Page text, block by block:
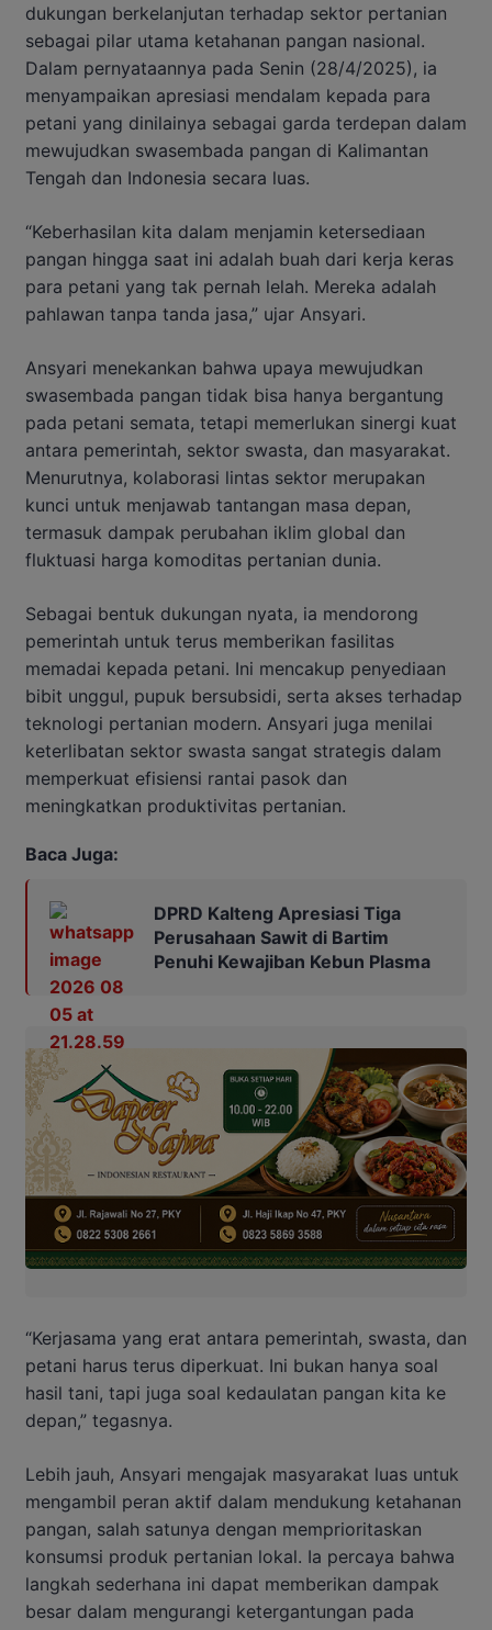
dukungan berkelanjutan terhadap sektor pertanian
sebagai pilar utama ketahanan pangan nasional.
Dalam pernyataannya pada Senin (28/4/2025), ia
menyampaikan apresiasi mendalam kepada para
petani yang dinilainya sebagai garda terdepan dalam
mewujudkan swasembada pangan di Kalimantan
Tengah dan Indonesia secara luas.
“Keberhasilan kita dalam menjamin ketersediaan
pangan hingga saat ini adalah buah dari kerja keras
para petani yang tak pernah lelah. Mereka adalah
pahlawan tanpa tanda jasa,” ujar Ansyari.
Ansyari menekankan bahwa upaya mewujudkan
swasembada pangan tidak bisa hanya bergantung
pada petani semata, tetapi memerlukan sinergi kuat
antara pemerintah, sektor swasta, dan masyarakat.
Menurutnya, kolaborasi lintas sektor merupakan
kunci untuk menjawab tantangan masa depan,
termasuk dampak perubahan iklim global dan
fluktuasi harga komoditas pertanian dunia.
Sebagai bentuk dukungan nyata, ia mendorong
pemerintah untuk terus memberikan fasilitas
memadai kepada petani. Ini mencakup penyediaan
bibit unggul, pupuk bersubsidi, serta akses terhadap
teknologi pertanian modern. Ansyari juga menilai
keterlibatan sektor swasta sangat strategis dalam
memperkuat efisiensi rantai pasok dan
meningkatkan produktivitas pertanian.
Baca Juga:
DPRD Kalteng Apresiasi Tiga
Perusahaan Sawit di Bartim
Penuhi Kewajiban Kebun Plasma
“Kerjasama yang erat antara pemerintah, swasta, dan
petani harus terus diperkuat. Ini bukan hanya soal
hasil tani, tapi juga soal kedaulatan pangan kita ke
depan,” tegasnya.
Lebih jauh, Ansyari mengajak masyarakat luas untuk
mengambil peran aktif dalam mendukung ketahanan
pangan, salah satunya dengan memprioritaskan
konsumsi produk pertanian lokal. Ia percaya bahwa
langkah sederhana ini dapat memberikan dampak
besar dalam mengurangi ketergantungan pada